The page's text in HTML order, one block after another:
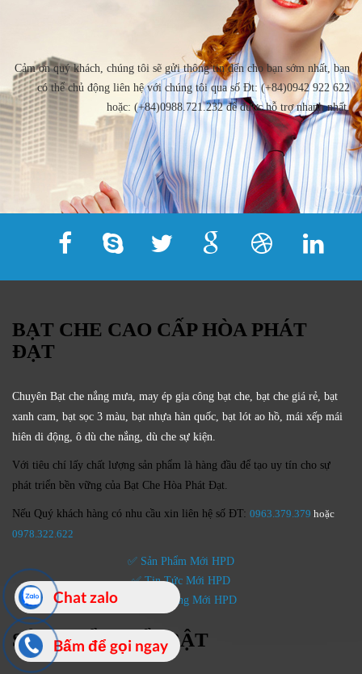
Cảm ơn quý khách, chúng tôi sẽ gửi thông tin đến cho bạn sớm nhất, bạn
có thể chủ động liên hệ với chúng tôi qua số Đt: (+84)0942 922 622
hoặc: (+84)0988.721.232 để được hỗ trợ nhanh nhất.
BẠT CHE CAO CẤP HÒA PHÁT
ĐẠT
Chuyên Bạt che nắng mưa, may ép gia công bạt che, bạt che giá rẻ, bạt
xanh cam, bạt sọc 3 màu, bạt nhựa hàn quốc, bạt lót ao hồ, mái xếp mái
hiên di động, ô dù che nắng, dù che sự kiện.
Với tiêu chí lấy chất lượng sản phẩm là hàng đầu để tạo uy tín cho sự
phát triển bền vững của Bạt Che Hòa Phát Đạt.
Nếu Quý khách hàng có nhu cầu xin liên hệ số ĐT: 0963.379.379 hoặc
0978.322.622
✅ Sản Phẩm Mới HPD
✅ Tin Tức Mới HPD
✅ Hoạt Động Mới HPD
SẢN PHẨM NỔI BẬT
Bấm để gọi ngay
Chat zalo